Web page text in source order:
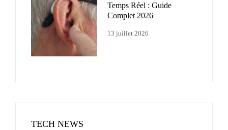
Temps Réel : Guide
Complet 2026
13 juillet 2026
TECH NEWS